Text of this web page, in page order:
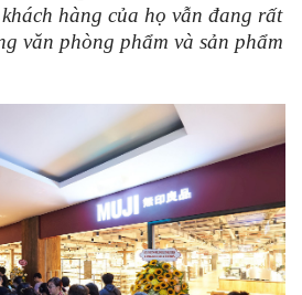
hàng của họ vẫn đang rất
văn phòng phẩm và sản phẩm